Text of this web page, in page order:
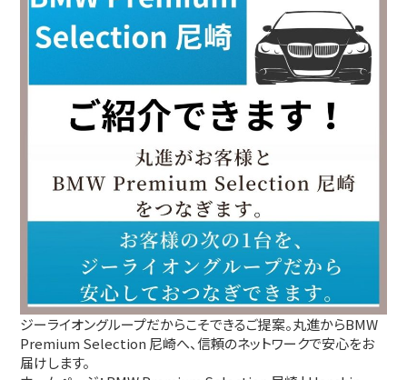
ジーライオングループだからこそできるご提案。丸進からBMW
Premium Selection 尼崎へ、信頼のネットワークで安心をお
届けします。